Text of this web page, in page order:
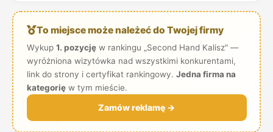
To miejsce może należeć do Twojej firmy
Wykup 1. pozycjęw rankingu „Second Hand Kalisz" —
wyróżniona wizytówka nad wszystkimi konkurentami,
link do strony i certyfikat rankingowy. Jedna firma na
kategorięw tym mieście.
Zamów reklamę →